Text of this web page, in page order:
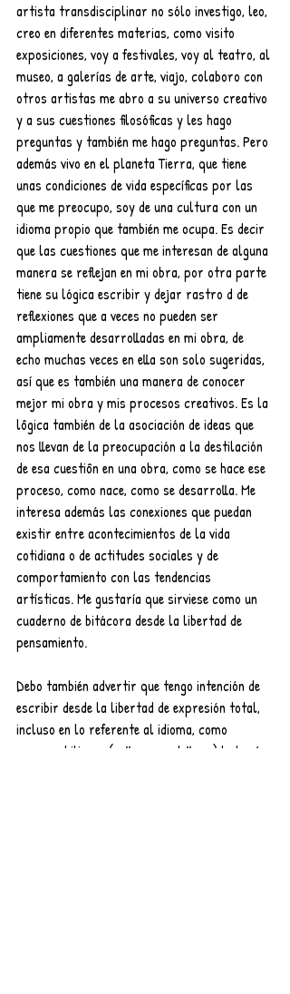
artista transdisciplinar no sólo investigo, leo,
creo en diferentes materias, como visito
exposiciones, voy a festivales, voy al teatro, al
museo, a galerías de arte, viajo, colaboro con
otros artistas me abro a su universo creativo
y a sus cuestiones filosóficas y les hago
preguntas y también me hago preguntas. Pero
además vivo en el planeta Tierra, que tiene
unas condiciones de vida específicas por las
que me preocupo, soy de una cultura con un
idioma propio que también me ocupa. Es decir
que las cuestiones que me interesan de alguna
manera se reflejan en mi obra, por otra parte
tiene su lógica escribir y dejar rastro d de
reflexiones que a veces no pueden ser
ampliamente desarrolladas en mi obra, de
echo muchas veces en ella son solo sugeridas,
así que es también una manera de conocer
mejor mi obra y mis procesos creativos. Es la
lôgica también de la asociación de ideas que
nos llevan de la preocupación a la destilación
de esa cuestiôn en una obra, como se hace ese
proceso, como nace, como se desarrolla. Me
interesa además las conexiones que puedan
existir entre acontecimientos de la vida
cotidiana o de actitudes sociales y de
comportamiento con las tendencias
artísticas. Me gustaría que sirviese como un
cuaderno de bitácora desde la libertad de
pensamiento.
Debo también advertir que tengo intención de
escribir desde la libertad de expresión total,
incluso en lo referente al idioma, como
persona bilingue (gallego-castellano) lo haré